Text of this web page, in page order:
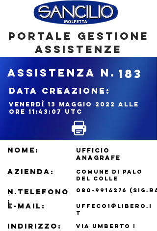
NOME:
azienda:
UFFICIO
ANAGRAFE
indirizzo:
COMUNE DI PALO
DEL COLLE
080-9914276
uffeco1@libero.i
t
N.TELEFONO
:
e-mail:
VIA UMBERTO I
183
ASSISTENZA N.
DATA CREAZIONE:
venerdì 13 maggio 2022 alle
ore 11:43:07 UTC
portale gestione
assistenze